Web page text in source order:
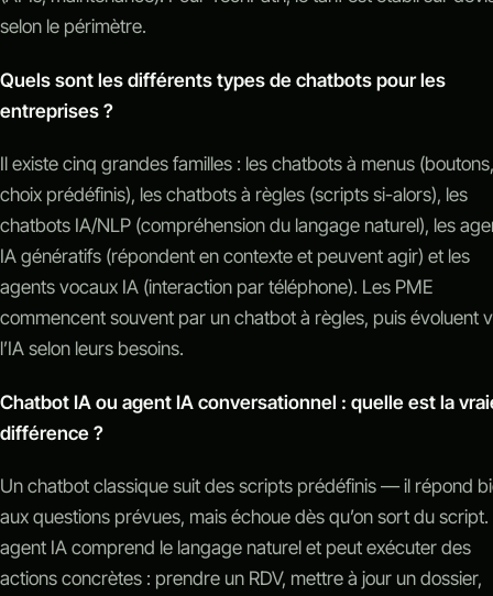
selon le périmètre.
Quels sont les différents types de chatbots pour les
entreprises ?
Il existe cinq grandes familles : les chatbots à menus (boutons,
choix prédéfinis), les chatbots à règles (scripts si-alors), les
chatbots IA/NLP (compréhension du langage naturel), les
IA génératifs (répondent en contexte et peuvent agir) et les
agents vocaux IA (interaction par téléphone). Les PME
commencent souvent par un chatbot à règles, puis évoluent
l’IA selon leurs besoins.
Chatbot IA ou agent IA conversationnel : quelle est la
différence ?
Un chatbot classique suit des scripts prédéfinis — il répond
aux questions prévues, mais échoue dès qu’on sort du script.
agent IA comprend le langage naturel et peut exécuter des
actions concrètes : prendre un RDV, mettre à jour un dossier,